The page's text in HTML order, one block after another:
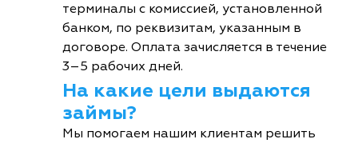
терминалы с комиссией, установленной
банком, по реквизитам, указанным в
договоре. Оплата зачисляется в течение
3–5 рабочих дней.
На какие цели выдаются
займы?
Мы помогаем нашим клиентам решить